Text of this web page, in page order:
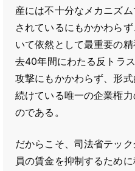
産には不十分なメカニズ
されているにもかかわら
いて依然として最重要の
去40年間にわたる反トラ
攻撃にもかかわらず、形
続けている唯一の企業権
のである。
だからこそ、司法省テッ
員の賃金を抑制するため